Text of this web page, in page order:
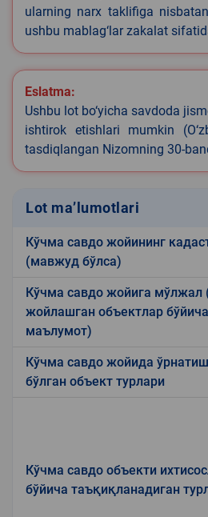
ularning narx taklifiga
ushbu mablag‘lar zakalat
Eslatma:
Ushbu lot bo‘yicha savdoda
ishtirok etishlari mumkin
tasdiqlangan Nizomning 30-
Lot ma’lumotlari
Кўчма савдо жойининг
(мавжуд бўлса)
Кўчма савдо жойига мўлжал
жойлашган объектлар
маълумот)
Кўчма савдо жойида
бўлган объект турлари
Кўчма савдо объекти
бўйича таъқиқланадиган